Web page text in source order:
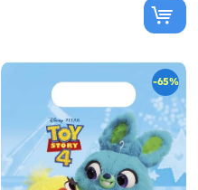
-65%